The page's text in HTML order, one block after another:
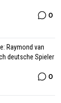
0
Raymond van
deutsche Spieler
0